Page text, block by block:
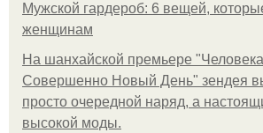
Мужской гардероб: 6 вещей,
женщинам
На шанхайской премьере
Совершенно Новый День" зендея
просто очередной наряд, а
высокой моды.